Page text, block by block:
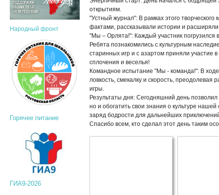
открытиям.
"Устный журнал": В рамках этого
фактами, рассказывали истории и
"Мы – Орлята!": Каждый участник погрузился
Ребята познакомились с культурным
старинных игр и с азартом приняли участие
сплочения и веселья!
Командное испытание "Мы - команда!": В
ловкость, смекалку и скорость,
игры.
Результаты дня: Сегодняшний день
но и обогатить свои знания о культуре
заряд бодрости для дальнейших
Спасибо всем, кто сделал этот день таким
Народный фронт
Горячее питание
ГИА9-2026